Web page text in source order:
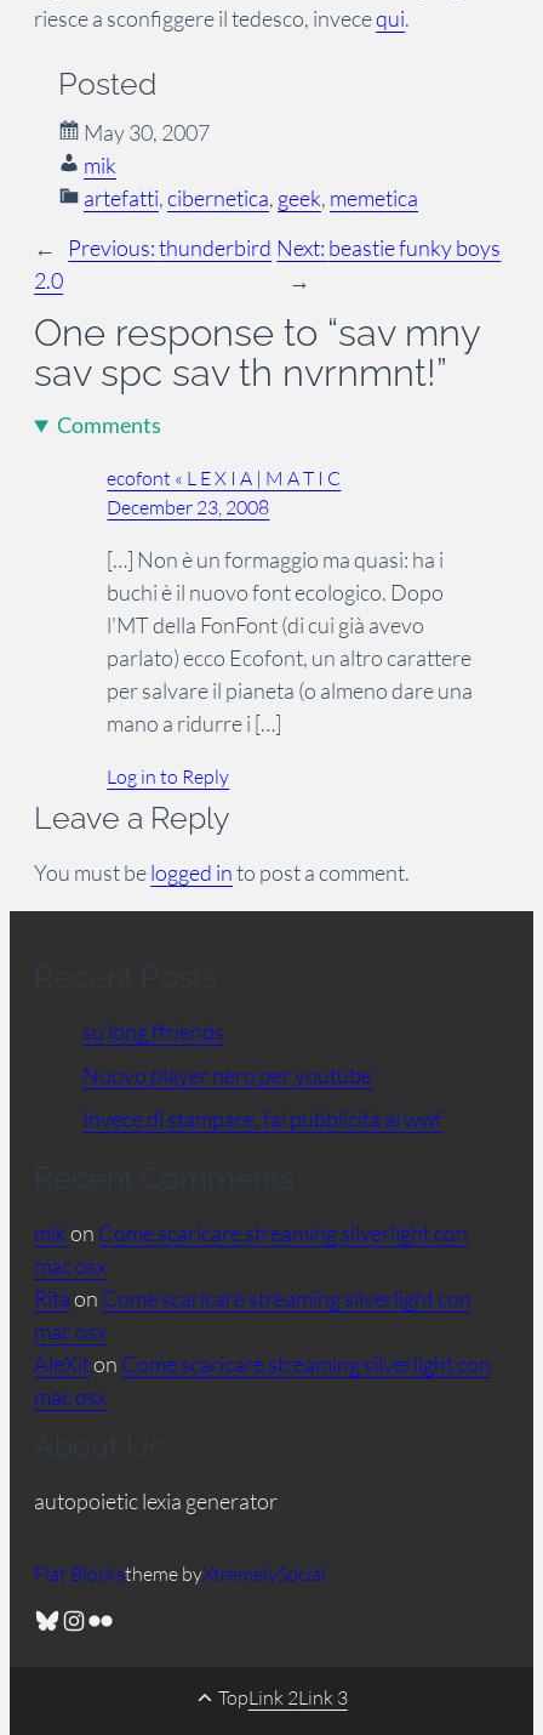
riesce a sconfiggere il tedesco, invecequi.
Posted
May 30, 2007
mik
artefatti, cibernetica, geek, memetica
←
Previous:thunderbird
2.0
Next: beastie funky boys
→
One response to “sav mny
sav spc sav th nvrnmnt!”
Comments
ecofont « L E X I A | M A T I C
December 23, 2008
[…] Non è un formaggio ma quasi: ha i
buchi è il nuovo font ecologico. Dopo
l’MT della FonFont (di cui già avevo
parlato) ecco Ecofont, un altro carattere
per salvare il pianeta (o almeno dare una
mano a ridurre i […]
Log in to Reply
Leave a Reply
You must belogged into post a comment.
Recent Posts
so long ffriends
Nuovo player nero per youtube
Invece di stampare, fai pubblicità al wwf
Recent Comments
mikon Come scaricare streaming silverlight con
mac osx
Ritaon Come scaricare streaming silverlight con
mac osx
AleXiton Come scaricare streaming silverlight con
mac osx
About Us
autopoietic lexia generator
Flat Blockstheme byXtremelySocial
Bluesky Instagram Flickr
TopLink 2Link 3